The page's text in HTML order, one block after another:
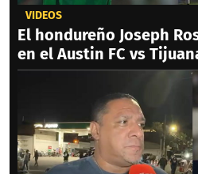
VIDEOS
El hondureño Joseph
en el Austin FC vs